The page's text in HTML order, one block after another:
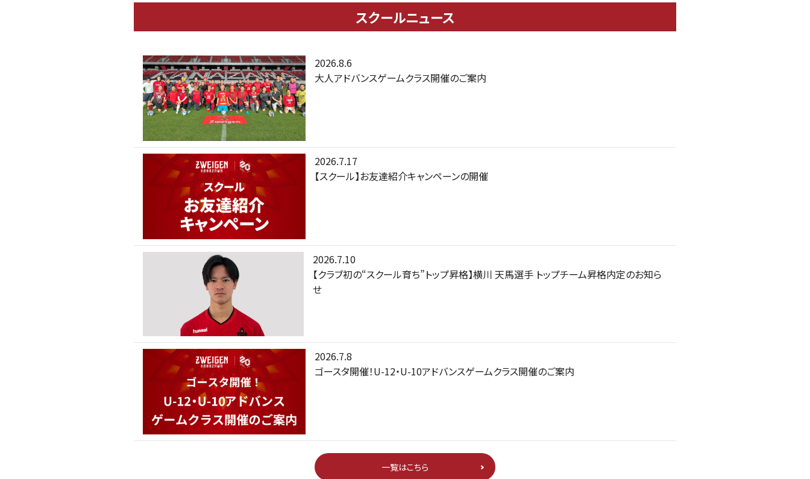
スクールニュース
2026.8.6
大人アドバンスゲームクラス開催のご案内
2026.7.17
【スクール】お友達紹介キャンペーンの開催
2026.7.10
【クラブ初の“スクール育ち”トップ昇格】横川 天馬選手 トップチーム昇格内定のお知ら
せ
2026.7.8
ゴースタ開催！U-12・U-10アドバンスゲームクラス開催のご案内
一覧はこちら